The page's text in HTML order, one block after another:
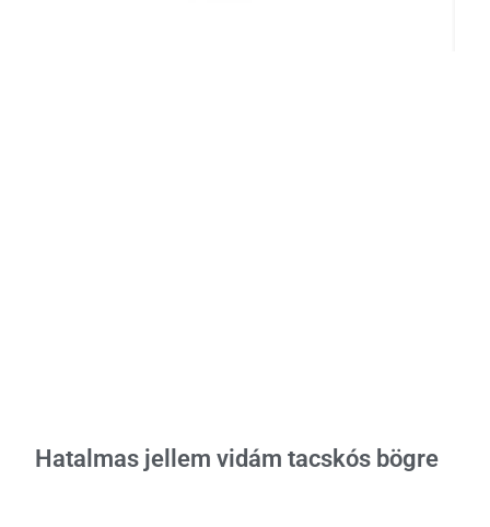
Hatalmas jellem vidám tacskós bögre